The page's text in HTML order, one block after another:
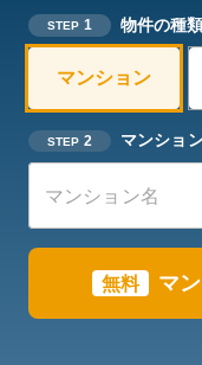
STEP 1 物件の種
マンション
STEP 2 マンショ
無料 マ